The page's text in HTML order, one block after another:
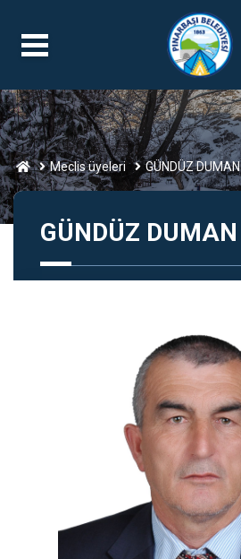
Meclis üyeleri GÜNDÜZ DUMAN
GÜNDÜZ DUMAN